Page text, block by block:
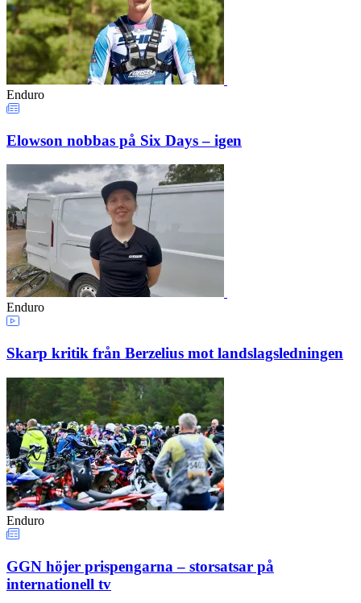
Enduro
Elowson nobbas på Six Days – igen
Enduro
Skarp kritik från Berzelius mot landslagsledningen
Enduro
GGN höjer prispengarna – storsatsar på
internationell tv